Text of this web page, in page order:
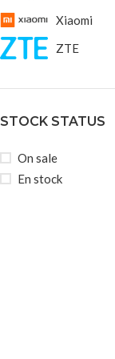
Xiaomi
ZTE
STOCK STATUS
On sale
En stock